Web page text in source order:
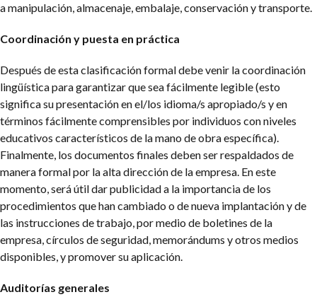
a manipulación, almacenaje, embalaje, conservación y transporte.
Coordinación y puesta en práctica
Después de esta clasificación formal debe venir la coordinación
lingüística para garantizar que sea fácilmente legible (esto
significa su presentación en el/los idioma/s apropiado/s y en
términos fácilmente comprensibles por individuos con niveles
educativos característicos de la mano de obra específica).
Finalmente, los documentos finales deben ser respaldados de
manera formal por la alta dirección de la empresa. En este
momento, será útil dar publicidad a la importancia de los
procedimientos que han cambiado o de nueva implantación y de
las instrucciones de trabajo, por medio de boletines de la
empresa, círculos de seguridad, memorándums y otros medios
disponibles, y promover su aplicación.
Auditorías generales